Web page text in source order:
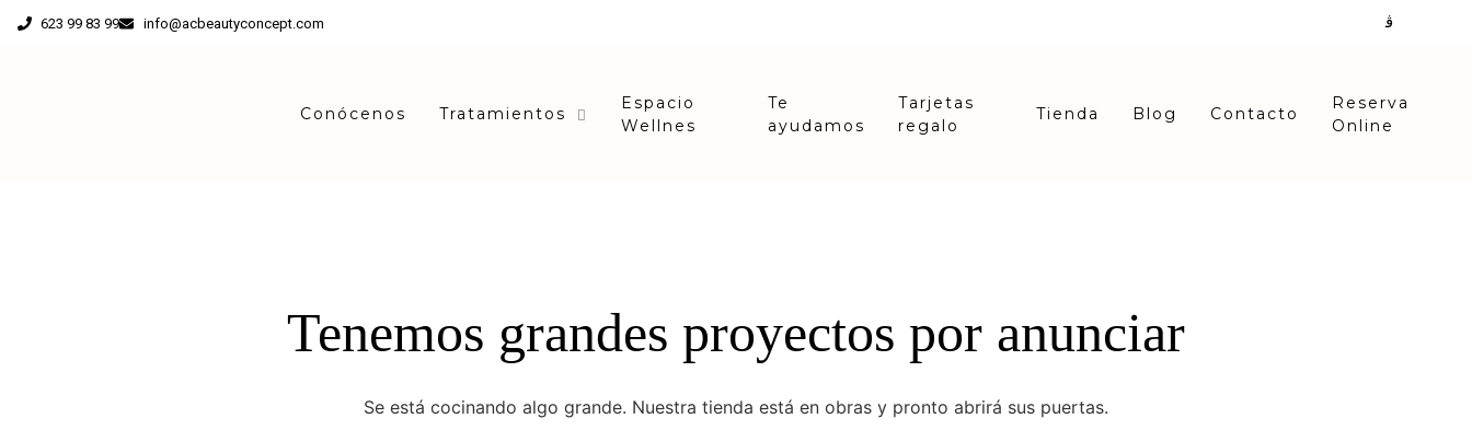
623 99 83 99 info@acbeautyconcept.com
Conócenos Tratamientos
Espacio
Wellnes
Te
ayudamos
Tarjetas
regalo
Tienda Blog Contacto
Reserva
Online
Tenemos grandes proyectos por anunciar
Se está cocinando algo grande. Nuestra tienda está en obras y pronto abrirá sus puertas.